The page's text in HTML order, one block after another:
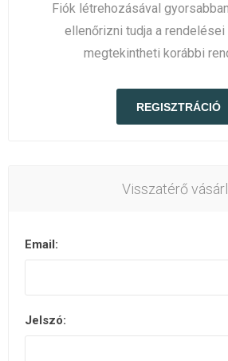
Fiók létrehozásával
ellenőrizni tudja a
megtekintheti korábbi
Visszatérő
Email:
Jelszó: